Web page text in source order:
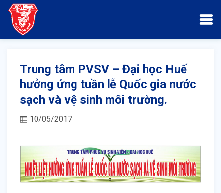
Trung tâm PVSV – Đại học Huế
hưởng ứng tuần lễ Quốc gia nước
sạch và vệ sinh môi trường.
10/05/2017